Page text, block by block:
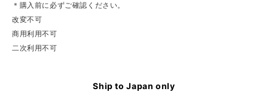
＊購入前に必ずご確認ください。
改変不可
商用利用不可
二次利用不可
Ship to Japan only